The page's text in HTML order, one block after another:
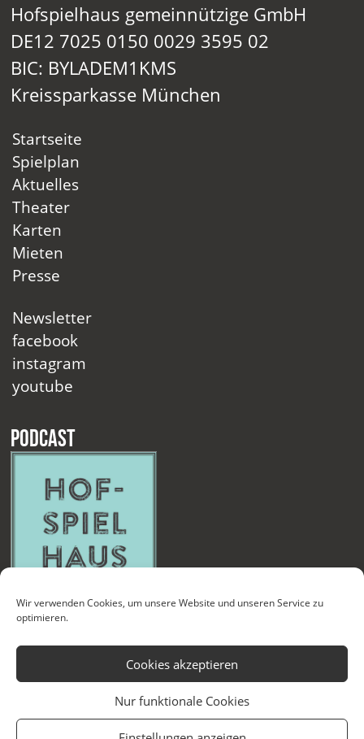
Wir verwenden Cookies, um unsere Website und unseren Service zu
optimieren.
Cookies akzeptieren
Nur funktionale Cookies
Hofspielhaus gemeinnützige GmbH
DE12 7025 0150 0029 3595 02
BIC: BYLADEM1KMS
Kreissparkasse München
Startseite
Spielplan
Aktuelles
Theater
Karten
Mieten
Presse
Newsletter
facebook
instagram
youtube
Podcast
Kontakt Newsletter Datenschutzerklärung Impressum